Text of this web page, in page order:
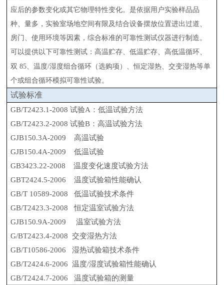
应后的参数变化或其它物理特性变化。是依据用户实验样品品
种、量多，实验室场地空间有限及结合设备摆放位置进出过道、
房门、使用环境等因素，综合标准的可靠性测试仪器进行制造。
可以提供以下可靠性测试：高温贮存、低温贮存、高低温循环、
双 85、温度/湿度组合循环（选购项）、恒定湿热、交变湿热等单
个或组合循环模拟可靠性试验。
试验标准
GB/T2423.1-2008 试验A：低温试验方法
GB/T2423.2-2008 试验B：高温试验方法
GJB150.3A-2009 高温试验
GJB150.4A-2009 低温试验
GB3423.22-2008 温度变化速度试验方法
GBT2424.5-2006 温度试验箱性能确认
GB/T 10589-2008 低温试验技术条件
GB/T2423.3-2008 恒定温室试验方法
GJB150.9A-2009 温室试验方法
G/BT2423.4-2008 交变湿热方法
GB/T10586-2006 湿热试验箱技术条件
GB/T2424.6-2006 温度/湿度试验箱性能确认
GB/T2424.7-2006 温度试验箱的测量